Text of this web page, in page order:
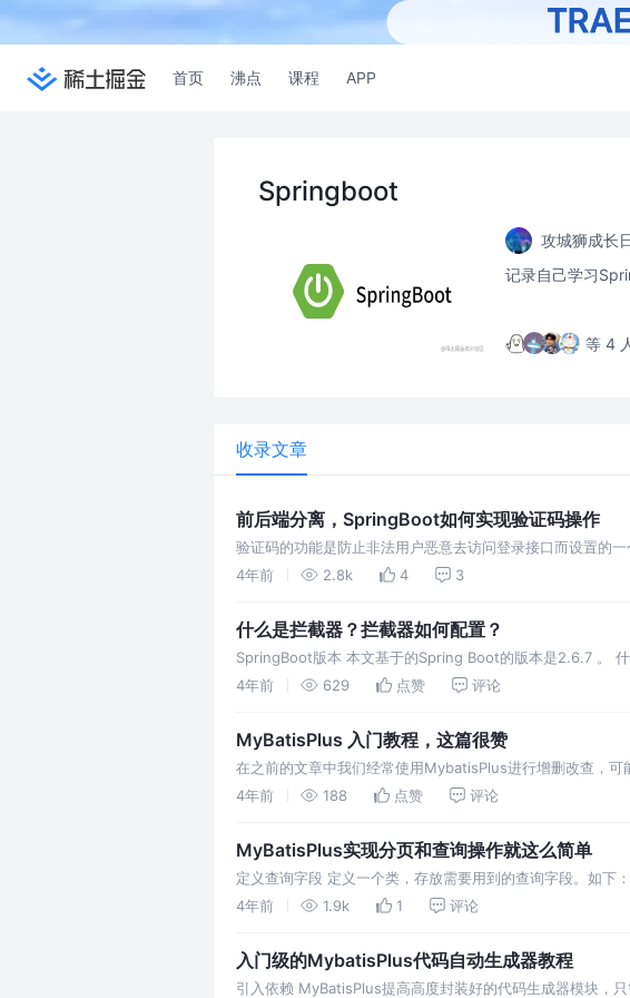
首页 沸点 课程 APP
Springboot
攻城狮成长
记录自己学习
等 4
收录文章
前后端分离，SpringBoot如何实现验证码操作
验证码的功能是防止非法用户恶意去访问登录接口而设置的
服务的
4年前 2.8k 4 3
什么是拦截器？拦截器如何配置？
SpringBoot版本 本文基于的Spring Boot的版本是2.6.7 。
器(Filter)，
4年前 629 点赞 评论
MyBatisPlus 入门教程，这篇很赞
在之前的文章中我们经常使用MybatisPlus进行增删改查，
我自己也是一边学习一边写的，有什么地方写的不好的地方请
4年前 188 点赞 评论
MyBatisPlus实现分页和查询操作就这么简单
定义查询字段 定义一个类，存放需要用到的查询字段。如下
实现方法 修改控制层 在控制层添加查询参数，代码如下： 效
4年前 1.9k 1 评论
入门级的MybatisPlus代码自动生成器教程
引入依赖 MyBatisPlus提高高度封装好的代码生成器模块，